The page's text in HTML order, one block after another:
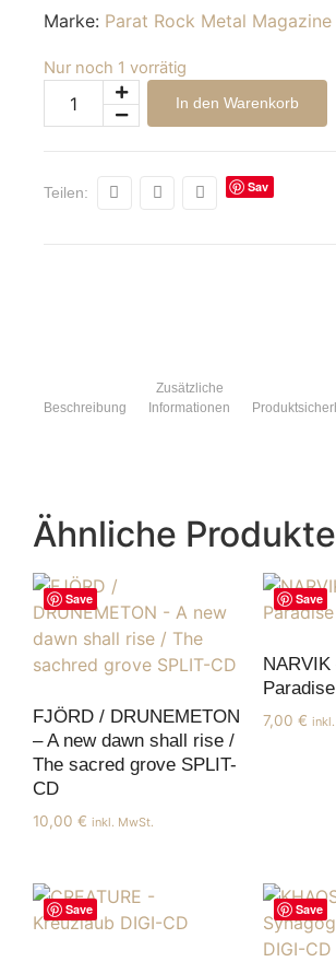
Marke: Parat Rock Metal Magazine
Nur noch 1 vorrätig
In den Warenkorb
Alternative:
Teilen:
Sav
Beschreibung
Zusätzliche
Informationen
Ähnliche Produkte
Save
FJÖRD / DRUNEMETON
– A new dawn shall rise /
The sacred grove SPLIT-
CD
10,00 € inkl. MwSt.
Save
7,00 €
Save Save